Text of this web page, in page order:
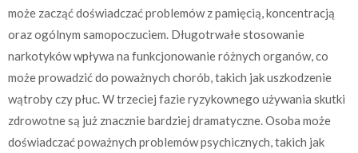
może zacząć doświadczać problemów z pamięcią, koncentracją
oraz ogólnym samopoczuciem. Długotrwałe stosowanie
narkotyków wpływa na funkcjonowanie różnych organów, co
może prowadzić do poważnych chorób, takich jak uszkodzenie
wątroby czy płuc. W trzeciej fazie ryzykownego używania skutki
zdrowotne są już znacznie bardziej dramatyczne. Osoba może
doświadczać poważnych problemów psychicznych, takich jak